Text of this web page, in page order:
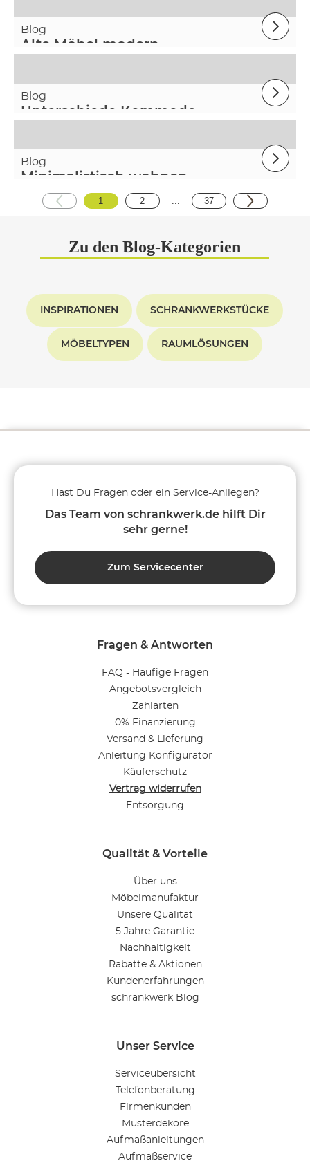
Blog
Alte Möbel modern
Blog
Unterschiede Kommode
Blog
Minimalistisch wohnen
1 2 ... 37
Zu den Blog-Kategorien
INSPIRATIONEN SCHRANKWERKSTÜCKE
MÖBELTYPEN RAUMLÖSUNGEN
Fragen & Antworten
FAQ - Häufige Fragen
Angebotsvergleich
Zahlarten
0% Finanzierung
Versand & Lieferung
Anleitung Konfigurator
Käuferschutz
Vertrag widerrufen
Entsorgung
Qualität & Vorteile
Über uns
Möbelmanufaktur
Unsere Qualität
5 Jahre Garantie
Nachhaltigkeit
Rabatte & Aktionen
Kundenerfahrungen
schrankwerk Blog
Unser Service
Serviceübersicht
Telefonberatung
Firmenkunden
Musterdekore
Aufmaßanleitungen
Aufmaßservice
Hast Du Fragen oder ein Service-Anliegen?
Das Team von schrankwerk.de hilft Dir
sehr gerne!
Zum Servicecenter